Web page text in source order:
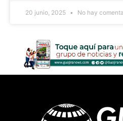
20 junio, 2025 No hay